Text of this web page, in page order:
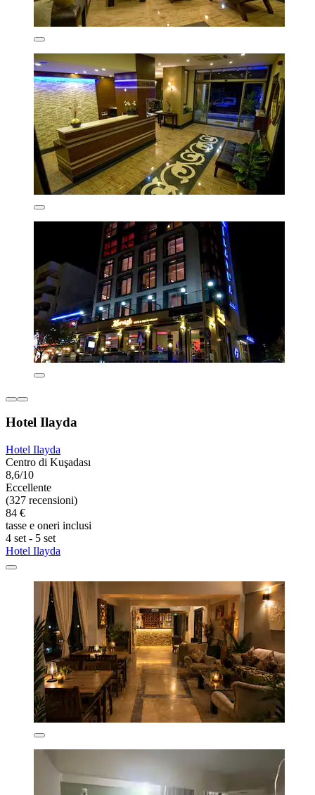
Hotel Ilayda
Hotel Ilayda
Centro di Kuşadası
8,6/10
Eccellente
(327 recensioni)
84 €
tasse e oneri inclusi
4 set - 5 set
Hotel Ilayda